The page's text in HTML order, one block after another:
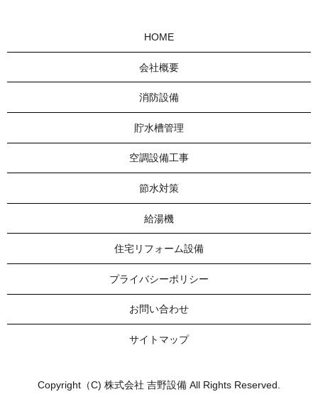
HOME
会社概要
消防設備
貯水槽管理
空調設備工事
節水対策
給湯機
住宅リフォーム設備
プライバシーポリシー
お問い合わせ
サイトマップ
Copyright（C) 株式会社 吉野設備 All Rights Reserved.